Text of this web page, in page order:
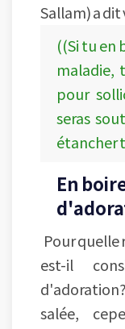
Sallam) a dit
((Si tu en
maladie,
pour
seras
étancher
En
Pour quelle
est-il
salée,